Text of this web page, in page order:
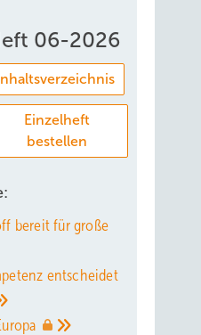
06-2026
Inhaltsverzeichnis
Einzelheft
bestellen
bereit für große
entscheidet